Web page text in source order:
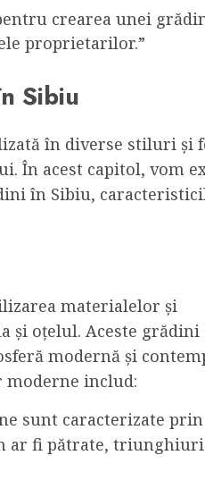
crearea unei
proprietarilor.”
Sibiu
în diverse stiluri și
În acest capitol, vom
în Sibiu,
materialelor și
și oțelul. Aceste grădini
modernă și
moderne includ:
sunt caracterizate prin
ar fi pătrate,